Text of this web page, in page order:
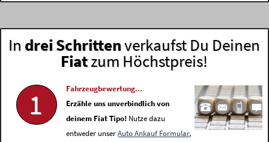
In drei Schrittenverkaufst Du Deinen
Fiatzum Höchstpreis!
1
Fahrzeugbewertung...
Erzähle uns unverbindlich von
deinem Fiat Tipo! Nutze dazu
entweder unserAuto Ankauf Formular,